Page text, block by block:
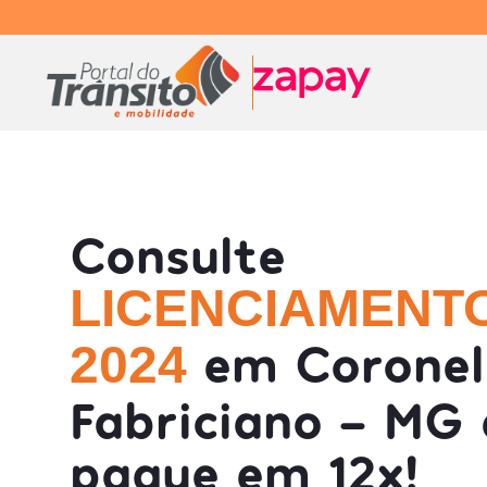
Consulte
2024 em Coronel
Fabriciano - MG
pague em 12x!